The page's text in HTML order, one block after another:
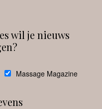
wil je nieuws
Massage Magazine